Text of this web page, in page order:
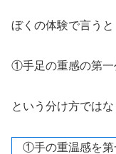
ぼくの体験で言うと
①手足の重感の第
という分け方ではな
①手の重温感を第